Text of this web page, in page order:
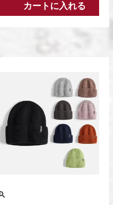
カートに入れる